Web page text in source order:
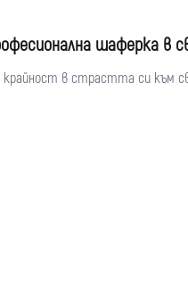
шаферка в
в страстта си към